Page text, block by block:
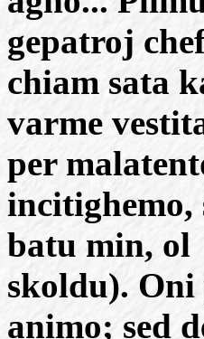
gepatroj
chiam sata
varme
per
batu min, ol
skoldu).
animo; sed